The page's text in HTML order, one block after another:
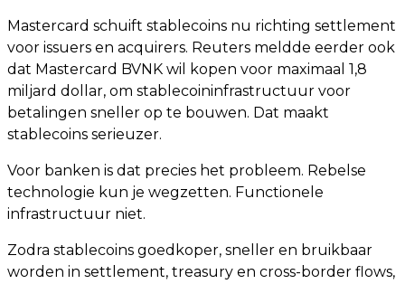
Mastercard schuift stablecoins nu richting settlement
voor issuers en acquirers. Reuters meldde eerder ook
dat Mastercard BVNK wil kopen voor maximaal 1,8
miljard dollar, om stablecoininfrastructuur voor
betalingen sneller op te bouwen. Dat maakt
stablecoins serieuzer.
Voor banken is dat precies het probleem. Rebelse
technologie kun je wegzetten. Functionele
infrastructuur niet.
Zodra stablecoins goedkoper, sneller en bruikbaar
worden in settlement, treasury en cross-border flows,